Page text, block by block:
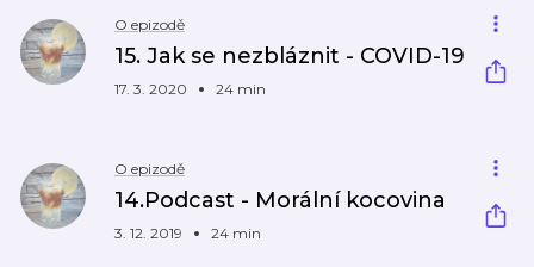
O epizodě
15. Jak se nezbláznit - COVID-19
17. 3. 2020 24 min
O epizodě
14.Podcast - Morální kocovina
3. 12. 2019 24 min